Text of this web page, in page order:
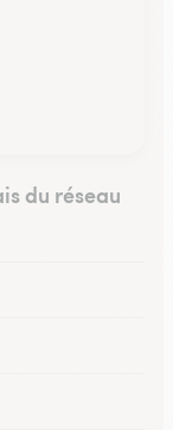
du réseau